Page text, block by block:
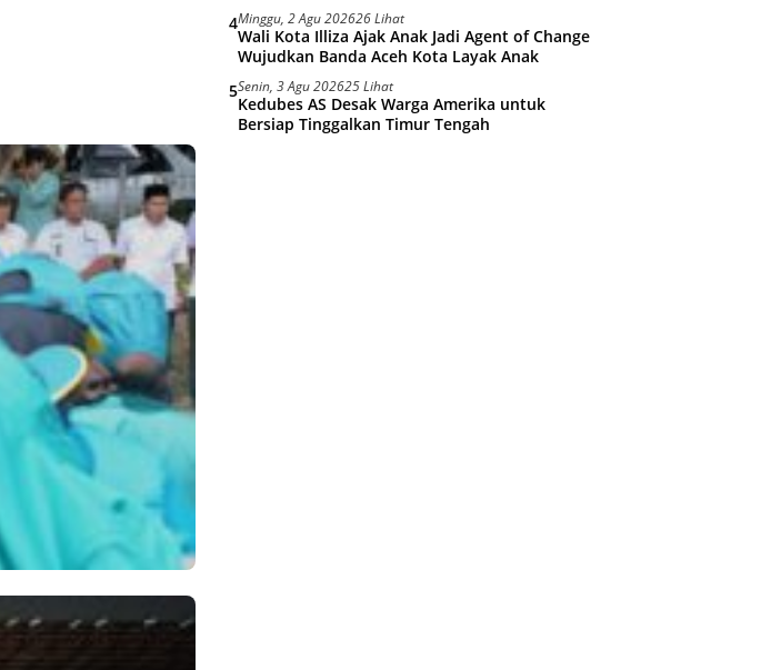
4Minggu, 2 Agu 202626 Lihat
Wali Kota Illiza Ajak Anak Jadi Agent of Change
Wujudkan Banda Aceh Kota Layak Anak
5Senin, 3 Agu 202625 Lihat
Kedubes AS Desak Warga Amerika untuk
Bersiap Tinggalkan Timur Tengah